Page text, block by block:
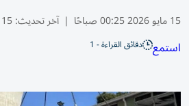
15 مايو 2026 00:25 صباحًا | آخر تحديث:15 مايو 01:19 2026
استمع دقائق القراءة - 1